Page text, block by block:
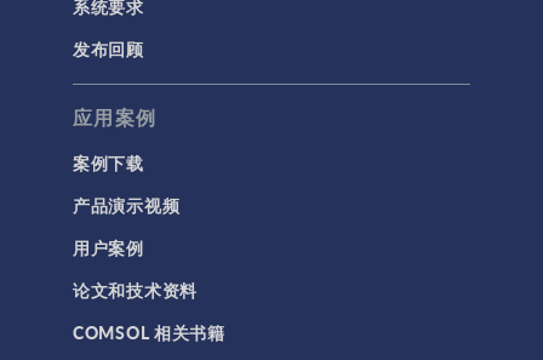
系统要求
发布回顾
应用案例
案例下载
产品演示视频
用户案例
论文和技术资料
COMSOL 相关书籍